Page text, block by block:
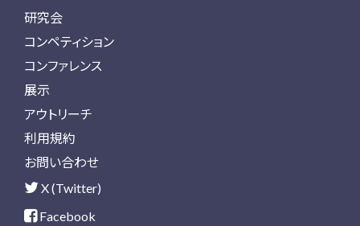
研究会
コンペティション
コンファレンス
展示
アウトリーチ
利用規約
お問い合わせ
X (Twitter)
Facebook